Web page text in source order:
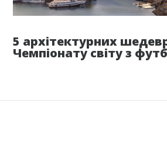
5 архітектурних
Чемпіонату світу з